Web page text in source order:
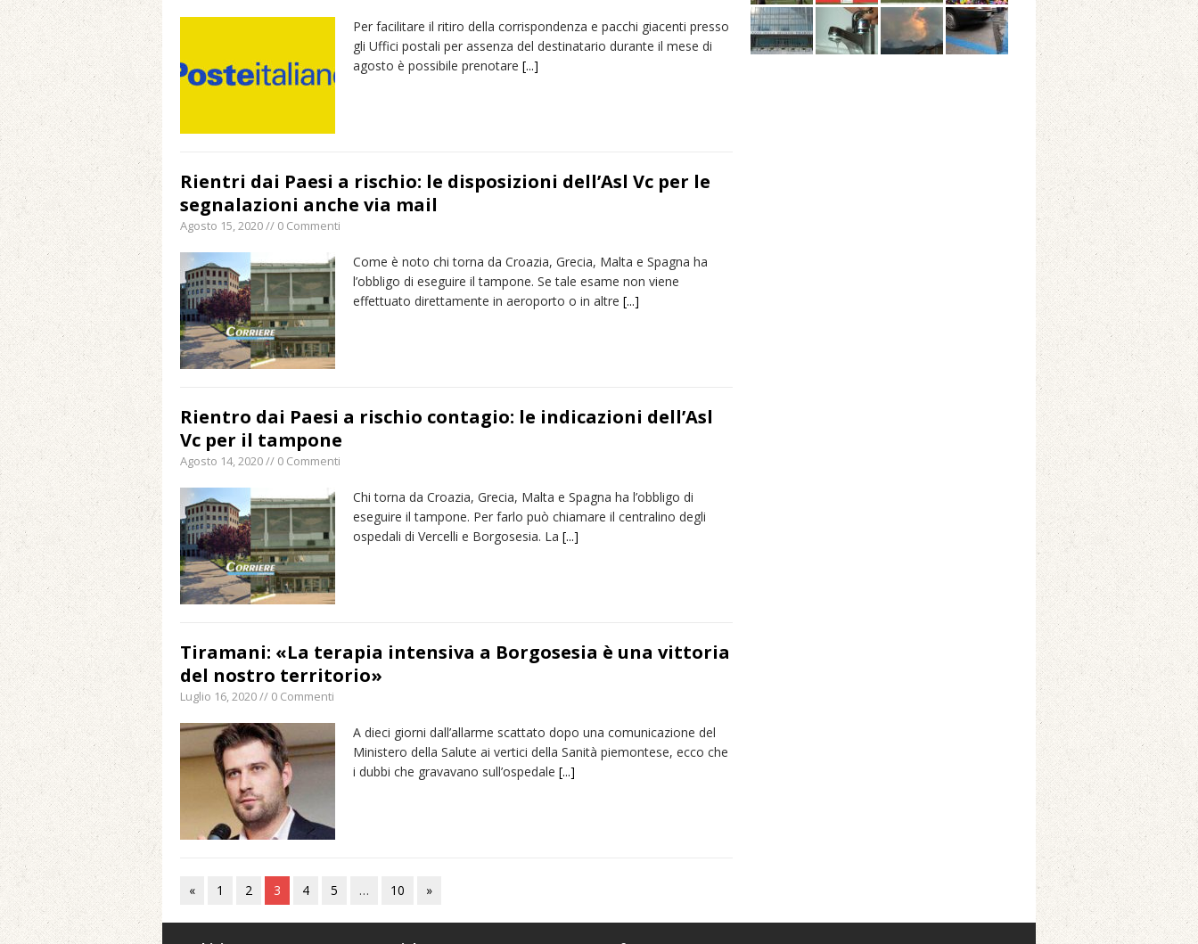
Per facilitare il ritiro della corrispondenza e pacchi giacenti presso
gli Uffici postali per assenza del destinatario durante il mese di
agosto è possibile prenotare [...]
Rientri dai Paesi a rischio: le disposizioni dell’Asl Vc per le
segnalazioni anche via mail
Agosto 15, 2020 // 0 Commenti
Come è noto chi torna da Croazia, Grecia, Malta e Spagna ha
l’obbligo di eseguire il tampone. Se tale esame non viene
effettuato direttamente in aeroporto o in altre [...]
Rientro dai Paesi a rischio contagio: le indicazioni dell’Asl
Vc per il tampone
Agosto 14, 2020 // 0 Commenti
Chi torna da Croazia, Grecia, Malta e Spagna ha l’obbligo di
eseguire il tampone. Per farlo può chiamare il centralino degli
ospedali di Vercelli e Borgosesia. La [...]
Tiramani: «La terapia intensiva a Borgosesia è una vittoria
del nostro territorio»
Luglio 16, 2020 // 0 Commenti
A dieci giorni dall’allarme scattato dopo una comunicazione del
Ministero della Salute ai vertici della Sanità piemontese, ecco che
i dubbi che gravavano sull’ospedale [...]
« 1 2 3 4 5 … 10 »